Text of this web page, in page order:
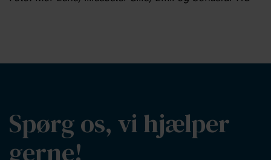
Spørg os, vi hjælper
gerne!